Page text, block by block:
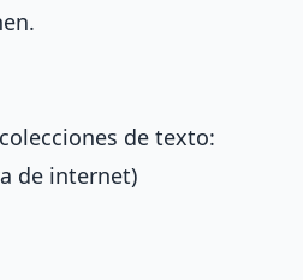
de texto:
de internet)